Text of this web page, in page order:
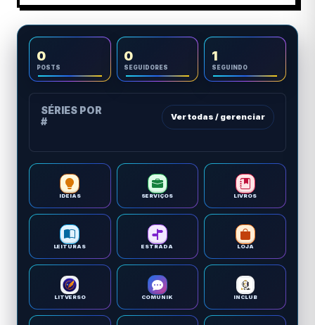
0
POSTS
0
SEGUIDORES
1
SEGUINDO
SÉRIES POR
#
Ver todas / gerenciar
IDEIAS SERVIÇOS LIVROS
LEITURAS ESTRADA LOJA
LITVERSO COMUNIK INCLUB